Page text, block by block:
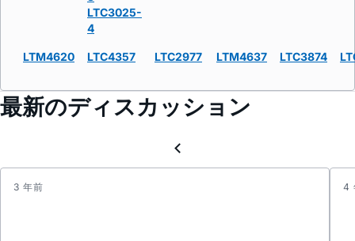
LTC3025-
4
LTM4620 LTC4357 LTC2977 LTM4637 LTC3874
最新のディスカッション
3 年前 4